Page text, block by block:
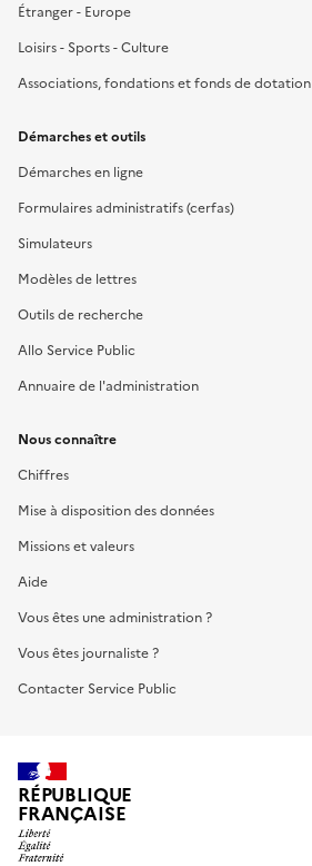
Étranger - Europe
Loisirs - Sports - Culture
Associations, fondations et fonds de dotation
Démarches et outils
Démarches en ligne
Formulaires administratifs (cerfas)
Simulateurs
Modèles de lettres
Outils de recherche
Allo Service Public
Annuaire de l'administration
Nous connaître
Chiffres
Mise à disposition des données
Missions et valeurs
Aide
Vous êtes une administration ?
Vous êtes journaliste ?
Contacter Service Public
RÉPUBLIQUE
FRANÇAISE